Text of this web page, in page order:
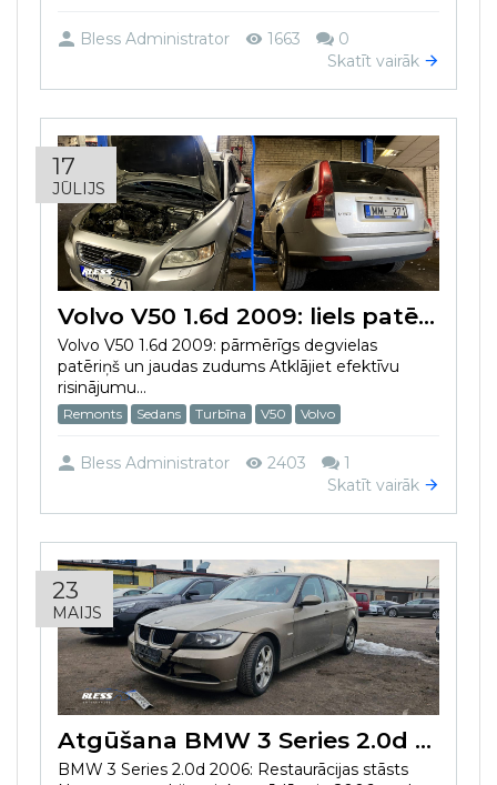
Bless Administrator 1663
0
Skatīt vairāk
17
JŪLIJS
Volvo V50 1.6d 2009: liels patēriņš un jaudas zudums
Volvo V50 1.6d 2009: pārmērīgs degvielas
patēriņš un jaudas zudums Atklājiet efektīvu
risinājumu...
Remonts Sedans Turbīna V50 Volvo
Bless Administrator 2403
1
Skatīt vairāk
23
MAIJS
Atgūšana BMW 3 Series 2.0d 2006 pēc avārijas
BMW 3 Series 2.0d 2006: Restaurācijas stāsts